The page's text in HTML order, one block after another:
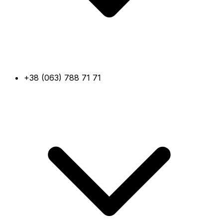
+38 (063) 788 71 71